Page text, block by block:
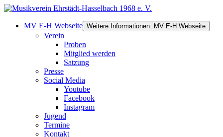
MV E-H Webseite Weitere Informationen: MV E-H Webseite
Verein
Proben
Mitglied werden
Satzung
Presse
Social Media
Youtube
Facebook
Instagram
Jugend
Termine
Kontakt